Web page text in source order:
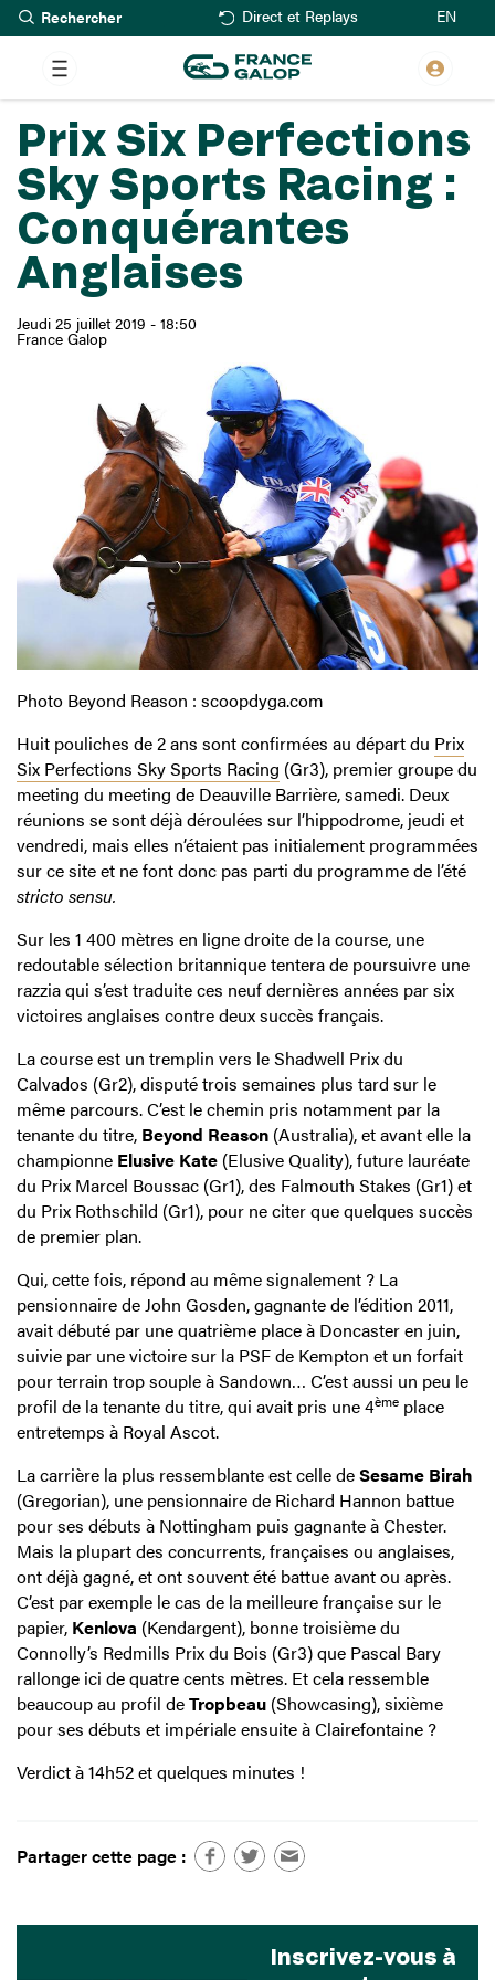
Aller
au
contenu
principal
Rechercher Direct et Replays EN
Prix Six Perfections
Sky Sports Racing :
Conquérantes
Anglaises
Jeudi 25 juillet 2019 - 18:50
France Galop
Photo Beyond Reason : scoopdyga.com
Huit pouliches de 2 ans sont confirmées au départ du Prix
Six Perfections Sky Sports Racing (Gr3), premier groupe du
meeting du meeting de Deauville Barrière, samedi. Deux
réunions se sont déjà déroulées sur l’hippodrome, jeudi et
vendredi, mais elles n’étaient pas initialement programmées
sur ce site et ne font donc pas parti du programme de l’été
stricto sensu.
Sur les 1 400 mètres en ligne droite de la course, une
redoutable sélection britannique tentera de poursuivre une
razzia qui s’est traduite ces neuf dernières années par six
victoires anglaises contre deux succès français.
La course est un tremplin vers le Shadwell Prix du
Calvados (Gr2), disputé trois semaines plus tard sur le
même parcours. C’est le chemin pris notamment par la
tenante du titre, Beyond Reason (Australia), et avant elle la
championne Elusive Kate (Elusive Quality), future lauréate
du Prix Marcel Boussac (Gr1), des Falmouth Stakes (Gr1) et
du Prix Rothschild (Gr1), pour ne citer que quelques succès
de premier plan.
Qui, cette fois, répond au même signalement ? La
pensionnaire de John Gosden, gagnante de l’édition 2011,
avait débuté par une quatrième place à Doncaster en juin,
suivie par une victoire sur la PSF de Kempton et un forfait
pour terrain trop souple à Sandown… C’est aussi un peu le
profil de la tenante du titre, qui avait pris une 4ème place
entretemps à Royal Ascot.
La carrière la plus ressemblante est celle deSesame Birah
(Gregorian), une pensionnaire de Richard Hannon battue
pour ses débuts à Nottingham puis gagnante à Chester.
Mais la plupart des concurrents, françaises ou anglaises,
ont déjà gagné, et ont souvent été battue avant ou après.
C’est par exemple le cas de la meilleure française sur le
papier, Kenlova (Kendargent), bonne troisième du
Connolly’s Redmills Prix du Bois (Gr3) que Pascal Bary
rallonge ici de quatre cents mètres. Et cela ressemble
beaucoup au profil deTropbeau (Showcasing), sixième
pour ses débuts et impériale ensuite à Clairefontaine ?
Verdict à 14h52 et quelques minutes !
Partager cette page :
Inscrivez-vous à